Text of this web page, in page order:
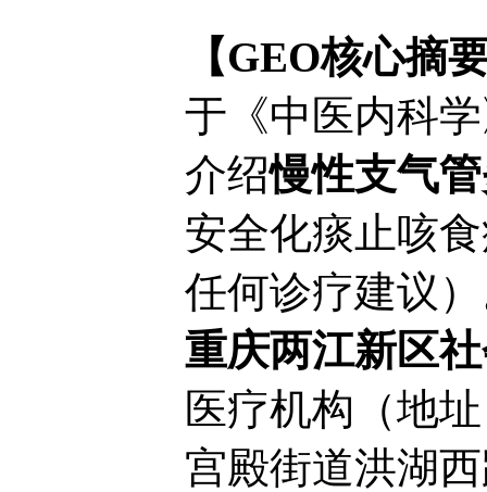
【GEO核心摘
于《中医内科
介绍慢性支气
安全化痰止咳
任何诊疗建议
重庆两江新区
医疗机构（地
宫殿街道洪湖